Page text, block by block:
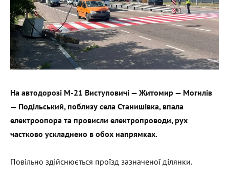
На автодорозі М-21 Виступовичі — Житомир — Могилів
— Подільський, поблизу села Станишівка, впала
електроопора та провисли електропроводи, рух
частково ускладнено в обох напрямках.
Повільно здійснюється проїзд зазначеної ділянки.